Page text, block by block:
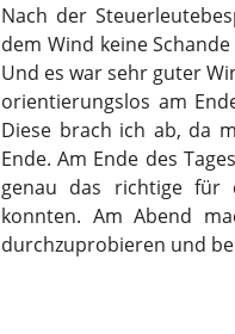
Nach der
dem Wind keine
Und es war sehr guter
orientierungslos am
Diese brach ich ab, da
Ende. Am Ende des
genau das richtige für
konnten. Am Abend
durchzuprobieren und